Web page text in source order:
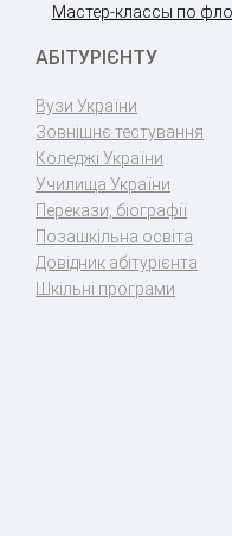
Мастер-классы по
АБІТУРІЄНТУ
Вузи України
Зовнішнє тестування
Коледжі України
Училища України
Перекази, біографії
Позашкільна освіта
Довідник абітурієнта
Шкільні програми